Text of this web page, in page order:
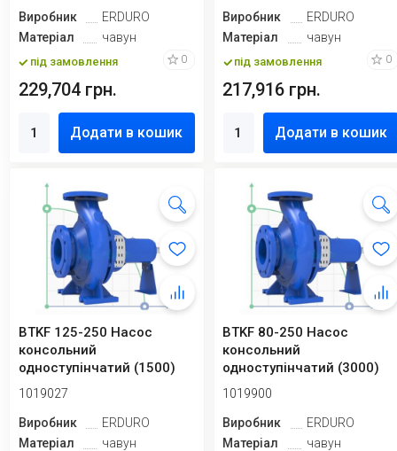
Виробник
ERDURO
Матеріал
чавун
під замовлення 0
229,704 грн.
Додати в кошик
Виробник
ERDURO
Матеріал
чавун
під замовлення 0
217,916 грн.
Додати в кошик
BTKF 125-250 Насос
консольний
одноступінчатий (1500)
1019027
Виробник
ERDURO
Матеріал
чавун
BTKF 80-250 Насос
консольний
одноступінчатий (3000)
1019900
Виробник
ERDURO
Матеріал
чавун